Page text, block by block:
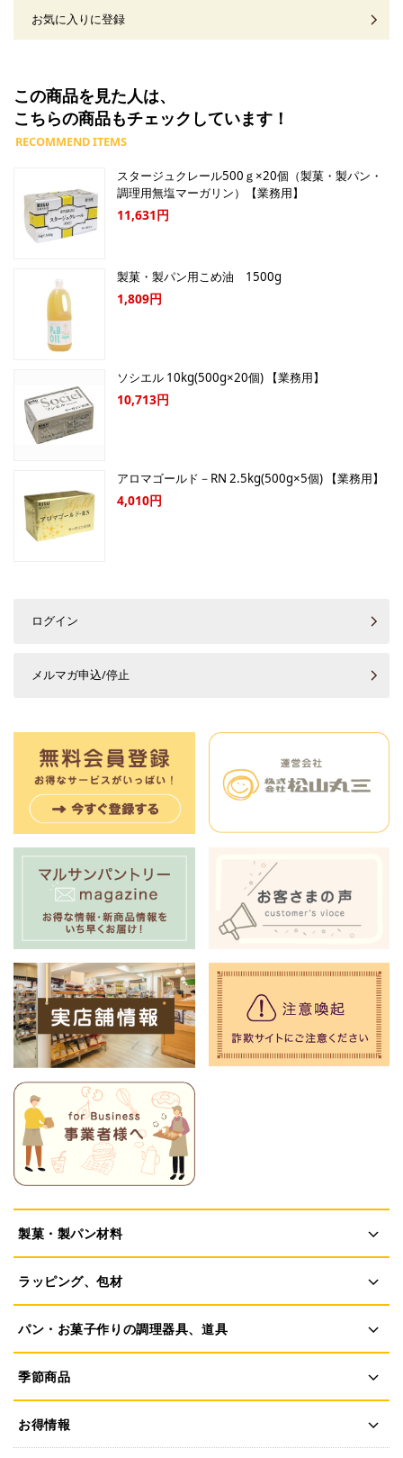
お気に入りに登録
この商品を見た人は、
こちらの商品もチェックしています！
スタージュクレール500ｇ×20個（製菓・製パン・
調理用無塩マーガリン）【業務用】
11,631円
製菓・製パン用こめ油 1500g
1,809円
ソシエル 10kg(500g×20個) 【業務用】
10,713円
アロマゴールド－RN 2.5kg(500g×5個) 【業務用】
4,010円
ログイン
メルマガ申込/停止
製菓・製パン材料
ラッピング、包材
パン・お菓子作りの調理器具、道具
季節商品
お得情報